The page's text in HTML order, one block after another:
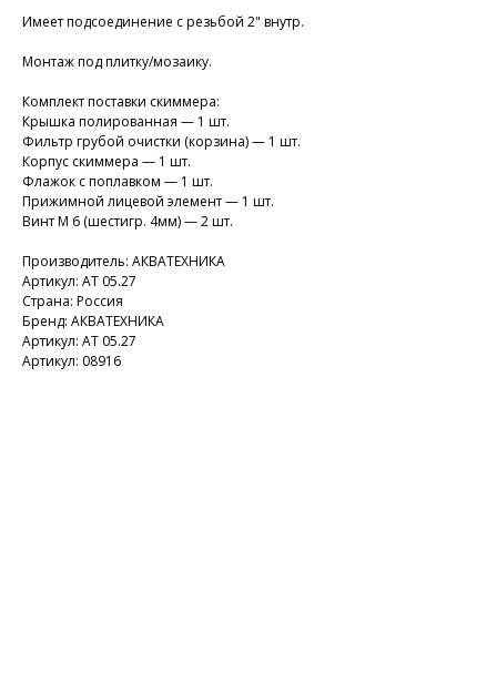
Имеет подсоединение с резьбой 2" внутр.
Монтаж под плитку/мозаику.
Комплект поставки скиммера:
Крышка полированная — 1 шт.
Фильтр грубой очистки (корзина) — 1 шт.
Корпус скиммера — 1 шт.
Флажок с поплавком — 1 шт.
Прижимной лицевой элемент — 1 шт.
Винт М 6 (шестигр. 4мм) — 2 шт.
Производитель: АКВАТЕХНИКА
Артикул: АТ 05.27
Страна: Россия
Бренд: АКВАТЕХНИКА
Артикул: АТ 05.27
Артикул: 08916